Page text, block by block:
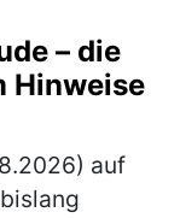
die über
– die
Hinweise
auf